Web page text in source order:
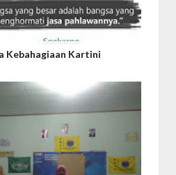
Kebahagiaan Kartini